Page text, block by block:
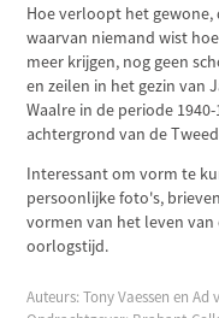
Hoe verloopt het
waarvan niemand wist
meer krijgen, nog geen
en zeilen in het gezin van
Waalre in de periode
achtergrond van de
Interessant om vorm te
persoonlijke foto's,
vormen van het leven
oorlogstijd.
Auteurs: Tony Vaessen en Ad